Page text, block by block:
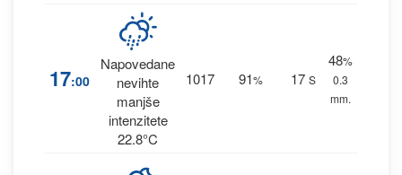
17:00
Napovedane
nevihte
manjše
intenzitete
22.8°C
1017 91% 17 S
48%
0.3
mm.